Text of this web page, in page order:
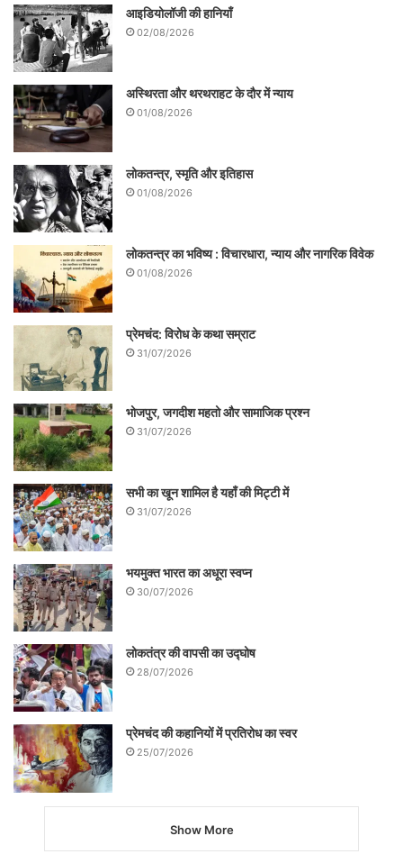
आइडियोलॉजी की हानियाँ
02/08/2026
अस्थिरता और थरथराहट के दौर में न्याय
01/08/2026
लोकतन्त्र, स्मृति और इतिहास
01/08/2026
लोकतन्त्र का भविष्य : विचारधारा, न्याय और नागरिक विवेक
01/08/2026
प्रेमचंद: विरोध के कथा सम्राट
31/07/2026
भोजपुर, जगदीश महतो और सामाजिक प्रश्न
31/07/2026
सभी का खून शामिल है यहाँ की मिट्टी में
31/07/2026
भयमुक्त भारत का अधूरा स्वप्न
30/07/2026
लोकतंत्र की वापसी का उद्घोष
28/07/2026
प्रेमचंद की कहानियों में प्रतिरोध का स्वर
25/07/2026
Show More